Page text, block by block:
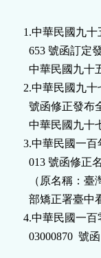
按
鈕
區
1.中華民國九
653 號函訂定
中華民國九
2.中華民國九十
號函修正發布
中華民國九
3.中華民國一百
013 號函修正
（原名稱：
部矯正署臺中
4.中華民國一
03000870  號